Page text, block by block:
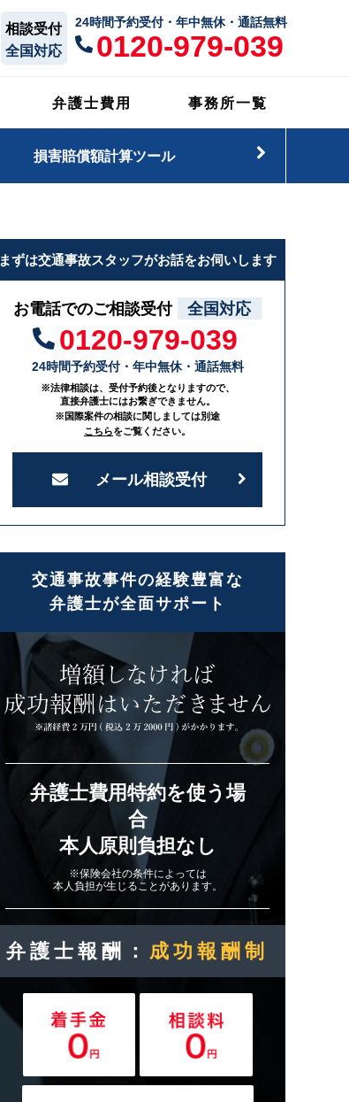
相談受付
全国対応
24時間予約受付・年中無休・通話無料
0120-979-039
弁護士費用 事務所一覧
損害賠償額計算ツール
まずは交通事故スタッフがお話をお伺いします
お電話でのご相談受付 全国対応
0120-979-039
24時間予約受付・年中無休・通話無料
※法律相談は、受付予約後となりますので、
直接弁護士にはお繋ぎできません。
※国際案件の相談に関しましては別途
こちらをご覧ください。
メール相談受付
交通事故事件の経験豊富な
弁護士が全面サポート
弁護士費用特約を使う場
合
本人原則負担なし
※保険会社の条件によっては
本人負担が生じることがあります。
弁護士報酬： 成功報酬制